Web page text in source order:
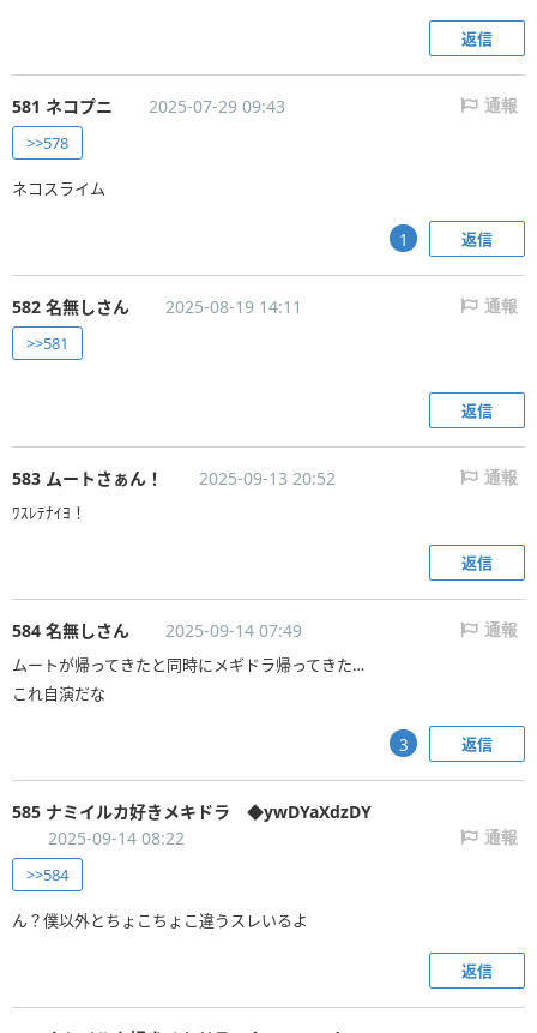
返信
581 ネコプニ 2025-07-29 09:43 通報
>>578
ネコスライム
返信
1
582 名無しさん 2025-08-19 14:11 通報
>>581
返信
583 ムートさぁん！ 2025-09-13 20:52 通報
ﾜｽﾚﾃﾅｲﾖ！
返信
584 名無しさん 2025-09-14 07:49 通報
ムートが帰ってきたと同時にメギドラ帰ってきた…
これ自演だな
返信
3
585 ナミイルカ好きメキドラ ◆ywDYaXdzDY
2025-09-14 08:22
通報
>>584
ん？僕以外とちょこちょこ違うスレいるよ
返信